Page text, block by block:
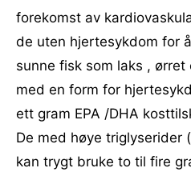
forekomst av
de uten hjertesykdom for
sunne fisk som laks ,
med en form for
ett gram EPA /DHA
De med høye
kan trygt bruke to til fire